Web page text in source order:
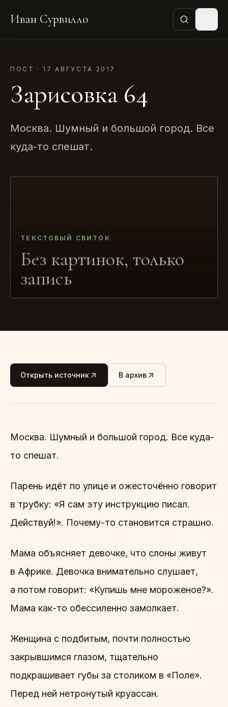
Иван Сурвилло
ПОСТ · 17 АВГУСТА 2017
Зарисовка 64
Москва. Шумный и большой город. Все
куда-то спешат.
ТЕКСТОВЫЙ СВИТОК
Без картинок, только
запись
Открыть источник В архив
Москва. Шумный и большой город. Все куда-
то спешат.
Парень идёт по улице и ожесточённо говорит
в трубку: «Я сам эту инструкцию писал.
Действуй!». Почему-то становится страшно.
Мама объясняет девочке, что слоны живут
в Африке. Девочка внимательно слушает,
а потом говорит: «Купишь мне мороженое?».
Мама как-то обессиленно замолкает.
Женщина с подбитым, почти полностью
закрывшимся глазом, тщательно
подкрашивает губы за столиком в «Поле».
Перед ней нетронутый круассан.